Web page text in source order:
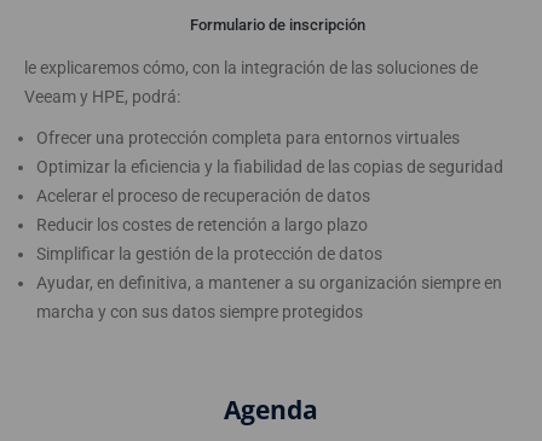
Formulario de inscripción
le invitan a un Desayuno de Trabajo donde
le explicaremos cómo, con la integración de las soluciones de
Veeam y HPE, podrá:
Ofrecer una protección completa para entornos virtuales
Optimizar la eficiencia y la fiabilidad de las copias de seguridad
Acelerar el proceso de recuperación de datos
Reducir los costes de retención a largo plazo
Simplificar la gestión de la protección de datos
Ayudar, en definitiva, a mantener a su organización siempre en
marcha y con sus datos siempre protegidos
Agenda